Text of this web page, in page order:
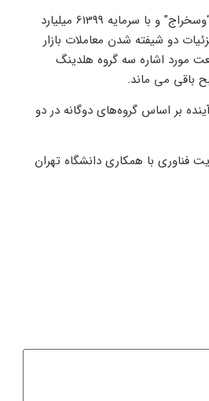
علی صحرائی روز گذشته در مراسم بازگشایی نماد شرکت سرمایه‌گذاری استان خراسان جنوبی با نماد “وسخراج” و با سرمایه 61399 میلیارد
دو شیفته شدن معاملات بازار
جمع بندی ما بر این شد تا معاملات از 8:30 تا 11 و 11:30 تا 15 انجام شود. از 5 صنعت مورد اشاره سه گروه هلدینگ
باقی می ماند.
بر اساس گروه‌های دوگانه در دو
فناوری با همکاری دانشگاه تهران